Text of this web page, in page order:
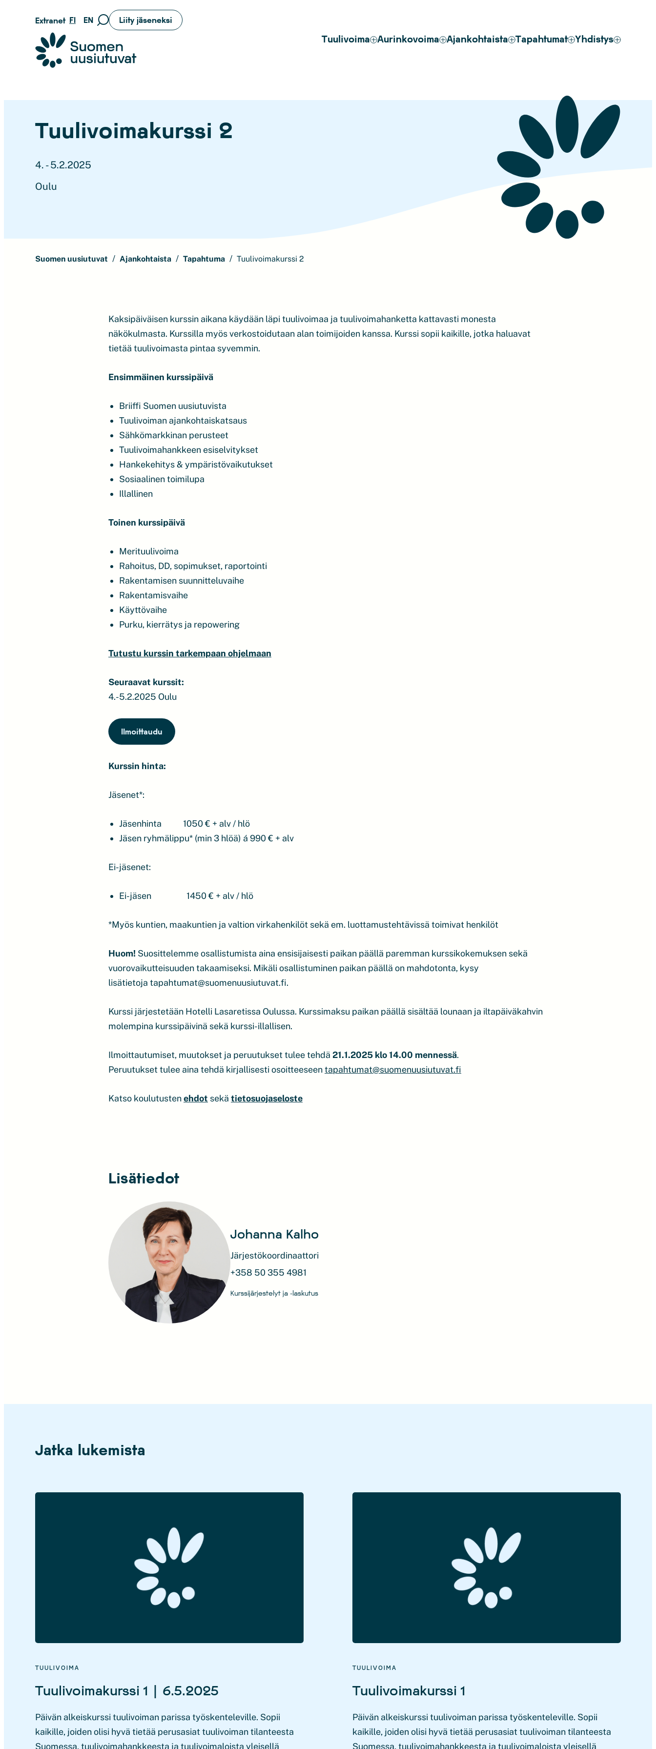
sisältöön
Extranet FI EN
Siirry
Liity jäseneksi
Suomen uusiutuvat ry
Tuulivoima Aurinkovoima Ajankohtaista Tapahtumat Yhdistys
Tuulivoimakurssi 2
4. - 5.2.2025
Oulu
Suomen uusiutuvat Ajankohtaista Tapahtuma Tuulivoimakurssi 2
Kaksipäiväisen kurssin aikana käydään läpi tuulivoimaa ja tuulivoimahanketta kattavasti monesta
näkökulmasta. Kurssilla myös verkostoidutaan alan toimijoiden kanssa. Kurssi sopii kaikille, jotka haluavat
tietää tuulivoimasta pintaa syvemmin.
Ensimmäinen kurssipäivä
Briiffi Suomen uusiutuvista
Tuulivoiman ajankohtaiskatsaus
Sähkömarkkinan perusteet
Tuulivoimahankkeen esiselvitykset
Hankekehitys & ympäristövaikutukset
Sosiaalinen toimilupa
Illallinen
Toinen kurssipäivä
Merituulivoima
Rahoitus, DD, sopimukset, raportointi
Rakentamisen suunnitteluvaihe
Rakentamisvaihe
Käyttövaihe
Purku, kierrätys ja repowering
Tutustu kurssin tarkempaan ohjelmaan
Seuraavat kurssit:
4.-5.2.2025 Oulu
Ilmoittaudu
Kurssin hinta:
Jäsenet*:
Jäsenhinta
1050 € + alv / hlö
Jäsen ryhmälippu* (min 3 hlöä) á 990 € + alv
Ei-jäsenet:
Ei-jäsen 1450 € + alv / hlö
*Myös kuntien, maakuntien ja valtion virkahenkilöt sekä em. luottamustehtävissä toimivat henkilöt
Huom! Suosittelemme osallistumista aina ensisijaisesti paikan päällä paremman kurssikokemuksen sekä
vuorovaikutteisuuden takaamiseksi. Mikäli osallistuminen paikan päällä on mahdotonta, kysy
lisätietoja tapahtumat@suomenuusiutuvat.fi.
Kurssi järjestetään Hotelli Lasaretissa Oulussa. Kurssimaksu paikan päällä sisältää lounaan ja iltapäiväkahvin
molempina kurssipäivinä sekä kurssi-illallisen.
Ilmoittautumiset, muutokset ja peruutukset tulee tehdä 21.1.2025 klo 14.00 mennessä.
Peruutukset tulee aina tehdä kirjallisesti osoitteeseentapahtumat@suomenuusiutuvat.fi
Katso koulutustenehdot sekä tietosuojaseloste
Lisätiedot
Johanna Kalho
Järjestökoordinaattori
+358 50 355 4981
Kurssijärjestelyt ja -laskutus
Jatka lukemista
TUULIVOIMA
Tuulivoimakurssi 1 | 6.5.2025
Päivän alkeiskurssi tuulivoiman parissa työskenteleville. Sopii
kaikille, joiden olisi hyvä tietää perusasiat tuulivoiman tilanteesta
Suomessa, tuulivoimahankkeesta ja tuulivoimaloista yleisellä
TUULIVOIMA
Tuulivoimakurssi 1
Päivän alkeiskurssi tuulivoiman parissa työskenteleville. Sopii
kaikille, joiden olisi hyvä tietää perusasiat tuulivoiman tilanteesta
Suomessa, tuulivoimahankkeesta ja tuulivoimaloista yleisellä